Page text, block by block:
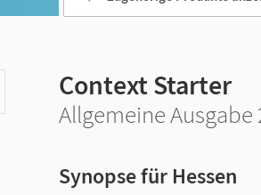
Context Starter
Allgemeine Ausgabe
Synopse für Hessen